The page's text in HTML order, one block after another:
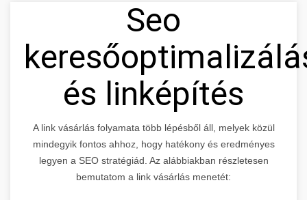
Seo
és linképítés
A link vásárlás folyamata több lépésből áll, melyek közül
mindegyik fontos ahhoz, hogy hatékony és eredményes
legyen a SEO stratégiád. Az alábbiakban részletesen
bemutatom a link vásárlás menetét: